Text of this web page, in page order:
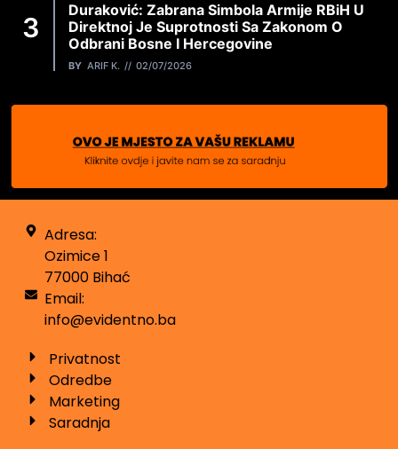
Duraković: Zabrana Simbola Armije RBiH U
Direktnoj Je Suprotnosti Sa Zakonom O
Odbrani Bosne I Hercegovine
BY ARIF K. 02/07/2026
Adresa:
Ozimice 1
77000 Bihać
Email:
info@evidentno.ba
Privatnost
Odredbe
Marketing
Saradnja